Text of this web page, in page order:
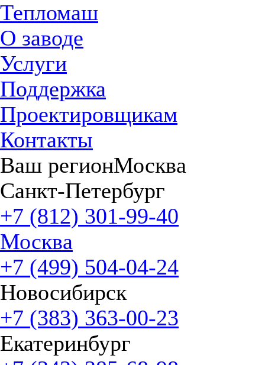
Тепломаш
О заводе
Услуги
Поддержка
Проектировщикам
Контакты
Ваш регионМосква
Санкт-Петербург
+7 (812) 301-99-40
Москва
+7 (499) 504-04-24
Новосибирск
+7 (383) 363-00-23
Екатеринбург